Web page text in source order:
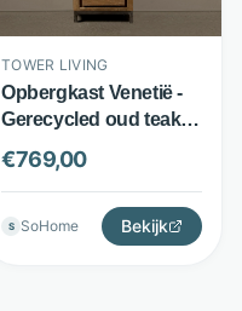
TOWER LIVING
Opbergkast Venetië -
Gerecycled oud teak -
2 deuren - White wash
bruin - Tower Living
€769,00
S SoHome Bekijk